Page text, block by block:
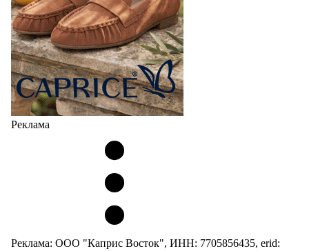
Реклама
Реклама: ООО "Каприс Восток", ИНН: 7705856435, erid: